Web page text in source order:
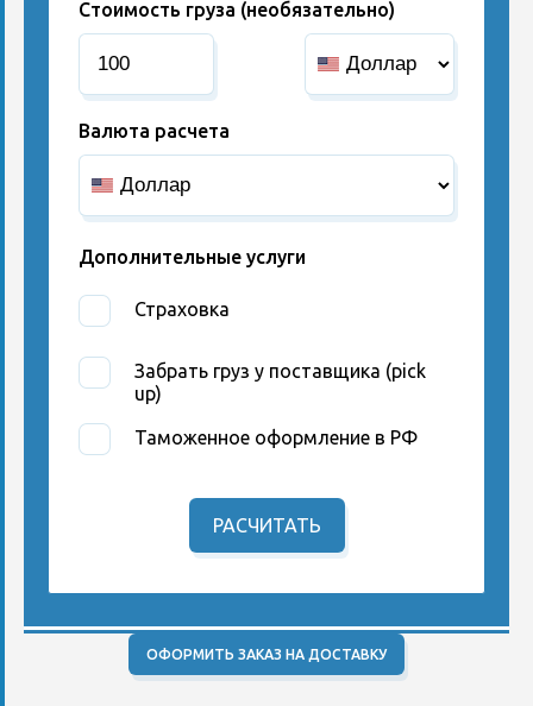
Стоимость груза (необязательно)
Валюта расчета
Дополнительные услуги
Страховка
Забрать груз у поставщика (pick
up)
Таможенное оформление в РФ
РАСЧИТАТЬ
ОФОРМИТЬ ЗАКАЗ НА ДОСТАВКУ